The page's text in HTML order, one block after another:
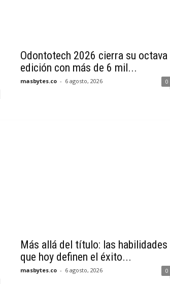
Odontotech 2026 cierra su octava
edición con más de 6 mil...
masbytes.co - 6 agosto, 2026 0
Más allá del título: las habilidades
que hoy definen el éxito...
masbytes.co - 6 agosto, 2026 0